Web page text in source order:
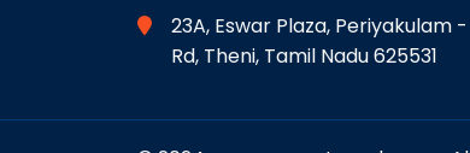
23A, Eswar Plaza, Periyakulam
Rd, Theni, Tamil Nadu 625531